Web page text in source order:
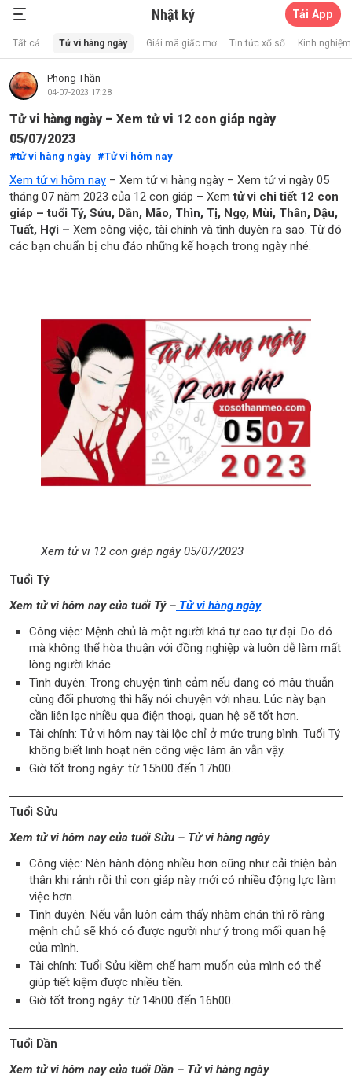
Nhật ký Tải App
Tất cả Tử vi hàng ngày Giải mã giấc mơ Tin tức xổ số Kinh
Phong Thần
04-07-2023 17:28
Tử vi hàng ngày – Xem tử vi 12 con giáp ngày
05/07/2023
tử vi hàng ngày Tử vi hôm nay
Xem tử vi hôm nay – Xem tử vi hàng ngày – Xem tử vi ngày 05
tháng 07 năm 2023 của 12 con giáp – Xemtử vi chi tiết 12 con
giáp – tuổi Tý, Sửu, Dần, Mão, Thìn, Tị, Ngọ, Mùi, Thân, Dậu,
Tuất, Hợi – Xem công việc, tài chính và tình duyên ra sao. Từ đó
các bạn chuẩn bị chu đáo những kế hoạch trong ngày nhé.
Xem tử vi 12 con giáp ngày 05/07/2023
Tuổi Tý
Xem tử vi hôm nay của tuổi Tý – Tử vi hàng ngày
Công việc: Mệnh chủ là một người khá tự cao tự đại. Do đó
mà không thể hòa thuận với đồng nghiệp và luôn dễ làm mất
lòng người khác.
Tình duyên: Trong chuyện tình cảm nếu đang có mâu thuẫn
cùng đối phương thì hãy nói chuyện với nhau. Lúc này bạn
cần liên lạc nhiều qua điện thoại, quan hệ sẽ tốt hơn.
Tài chính: Tử vi hôm nay tài lộc chỉ ở mức trung bình. Tuổi Tý
không biết linh hoạt nên công việc làm ăn vẫn vậy.
Giờ tốt trong ngày: từ 15h00 đến 17h00.
Tuổi Sửu
Xem tử vi hôm nay của tuổi Sửu – Tử vi hàng ngày
Công việc: Nên hành động nhiều hơn cũng như cải thiện bản
thân khi rảnh rỗi thì con giáp này mới có nhiều động lực làm
việc hơn.
Tình duyên: Nếu vẫn luôn cảm thấy nhàm chán thì rõ ràng
mệnh chủ sẽ khó có được người như ý trong mối quan hệ
của mình.
Tài chính: Tuổi Sửu kiềm chế ham muốn của mình có thể
giúp tiết kiệm được nhiều tiền.
Giờ tốt trong ngày: từ 14h00 đến 16h00.
Tuổi Dần
Xem tử vi hôm nay của tuổi Dần – Tử vi hàng ngày